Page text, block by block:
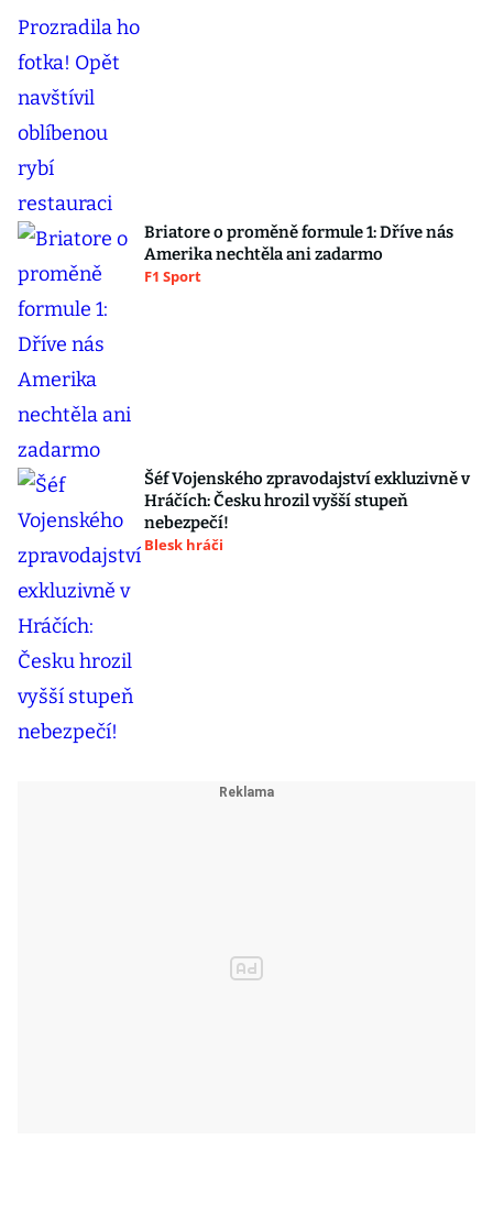
Briatore o proměně formule 1: Dříve nás
Amerika nechtěla ani zadarmo
F1 Sport
Šéf Vojenského zpravodajství exkluzivně v
Hráčích: Česku hrozil vyšší stupeň
nebezpečí!
Blesk hráči